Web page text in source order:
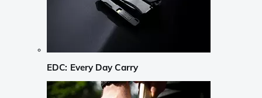
EDC: Every Day Carry